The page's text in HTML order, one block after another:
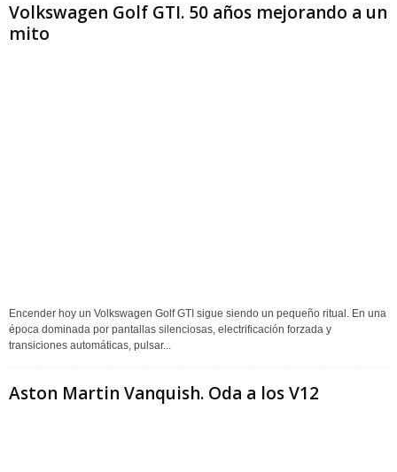
Volkswagen Golf GTI. 50 años mejorando a un
mito
Encender hoy un Volkswagen Golf GTI sigue siendo un pequeño ritual. En una
época dominada por pantallas silenciosas, electrificación forzada y
transiciones automáticas, pulsar...
Aston Martin Vanquish. Oda a los V12